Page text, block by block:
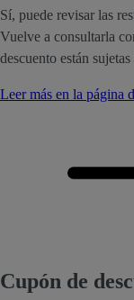
Sí, puede revisar las
Vuelve a consultarla
descuento están
Leer más en la página
Cupón de